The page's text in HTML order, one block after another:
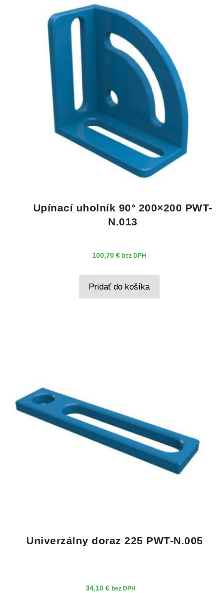
Upínací uholník 90° 200×200 PWT-
N.013
100,70 € bez DPH
Pridať do košíka
Univerzálny doraz 225 PWT-N.005
34,10€ bez DPH